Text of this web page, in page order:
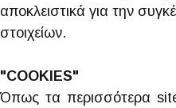
αποκλειστικά για την
στοιχείων.
"COOKIES"
Όπως τα περισσότερα